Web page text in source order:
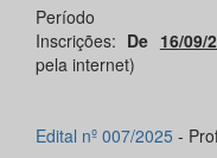
Inscrições: De 16/09/
pela internet)
Edital nº 007/2025 -